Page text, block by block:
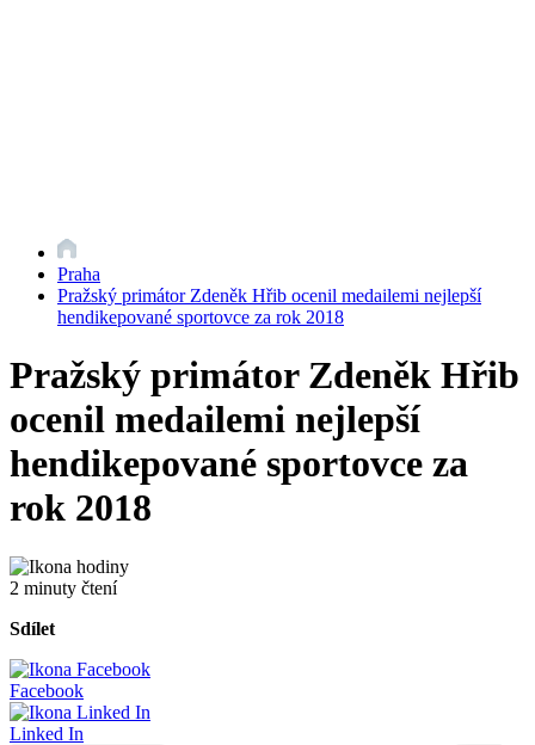
Praha
Pražský primátor Zdeněk Hřib ocenil medailemi nejlepší
hendikepované sportovce za rok 2018
Pražský primátor Zdeněk Hřib
ocenil medailemi nejlepší
hendikepované sportovce za
rok 2018
2 minuty čtení
Sdílet
Facebook
Linked In